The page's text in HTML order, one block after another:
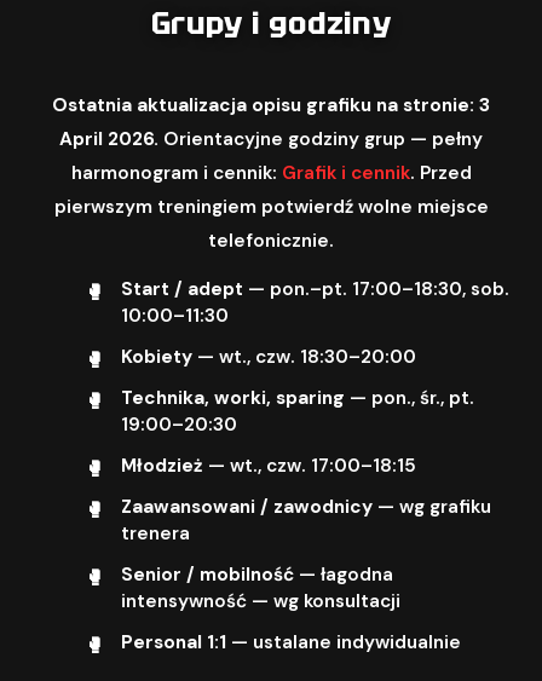
Grupy i godziny
Ostatnia aktualizacja opisu grafiku na stronie: 3
April 2026. Orientacyjne godziny grup — pełny
harmonogram i cennik: Grafik i cennik. Przed
pierwszym treningiem potwierdź wolne miejsce
telefonicznie.
Start / adept — pon.–pt. 17:00–18:30, sob.
10:00–11:30
Kobiety— wt., czw. 18:30–20:00
Technika, worki, sparing — pon., śr., pt.
19:00–20:30
Młodzież — wt., czw. 17:00–18:15
Zaawansowani / zawodnicy— wg grafiku
trenera
Senior / mobilność— łagodna
intensywność — wg konsultacji
Personal 1:1 — ustalane indywidualnie